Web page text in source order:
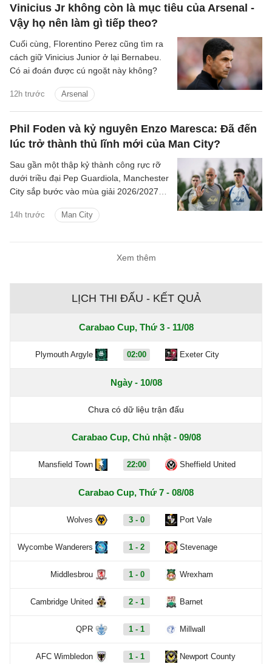
Vinicius Jr không còn là mục tiêu của Arsenal -
Vậy họ nên làm gì tiếp theo?
12h trước Arsenal
Cuối cùng, Florentino Perez cũng tìm ra
cách giữ Vinicius Junior ở lại Bernabeu.
Có ai đoán được cú ngoặt này không?
Phil Foden và kỷ nguyên Enzo Maresca: Đã đến
lúc trở thành thủ lĩnh mới của Man City?
14h trước Man City
Sau gần một thập kỷ thành công rực rỡ
dưới triều đại Pep Guardiola, Manchester
City sắp bước vào mùa giải 2026/2027
trên băng ghế chỉ đạo.
Xem thêm
LỊCH THI ĐẤU - KẾT QUẢ
Carabao Cup, Thứ 3 - 11/08
Plymouth Argyle 02:00 Exeter City
Ngày - 10/08
Chưa có dữ liệu trận đấu
Carabao Cup, Chủ nhật - 09/08
Mansfield Town 22:00 Sheffield United
Carabao Cup, Thứ 7 - 08/08
Wolves 3 - 0 Port Vale
Wycombe Wanderers 1 - 2 Stevenage
Middlesbrou 1 - 0 Wrexham
Cambridge United 2 - 1 Barnet
QPR 1 - 1 Millwall
AFC Wimbledon 1 - 1 Newport County